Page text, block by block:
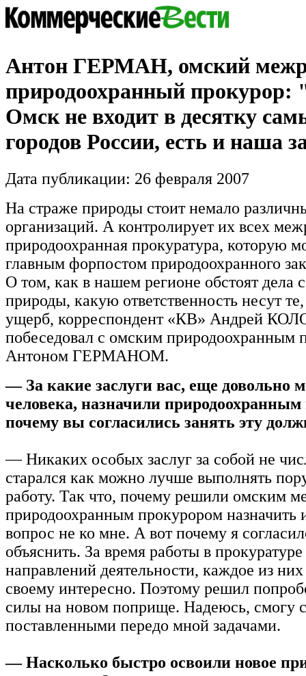
Антон ГЕРМАН, омский
природоохранный прокурор:
Омск не входит в десятку
городов России, есть и наша
Дата публикации: 26 февраля 2007
На страже природы стоит немало
организаций. А контролирует их всех
природоохранная прокуратура, которую
главным форпостом природоохранного
О том, как в нашем регионе обстоят дела
природы, какую ответственность несут
ущерб, корреспондент «КВ» Андрей
побеседовал с омским природоохранным
Антоном ГЕРМАНОМ.
— За какие заслуги вас, еще довольно
человека, назначили
почему вы согласились занять эту
— Никаких особых заслуг за собой не
старался как можно лучше выполнять
работу. Так что, почему решили омским
природоохранным прокурором назначить
вопрос не ко мне. А вот почему я
объяснить. За время работы в
направлений деятельности, каждое из
своему интересно. Поэтому решил
силы на новом поприще. Надеюсь, смогу
поставленными передо мной задачами.
— Насколько быстро освоили новое